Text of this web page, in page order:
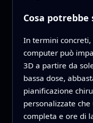
Cosa
In termini
computer può
3D a partire da
bassa dose,
pianificazione
personalizzate
completa e ore di